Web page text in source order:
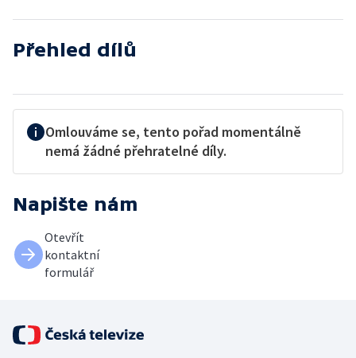
Přehled dílů
Omlouváme se, tento pořad momentálně
nemá žádné přehratelné díly.
Napište nám
Otevřít
kontaktní
formulář